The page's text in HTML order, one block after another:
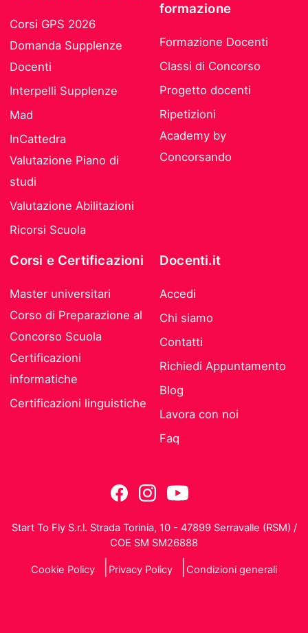
Corsi GPS 2026
Domanda Supplenze
Docenti
Interpelli Supplenze
Mad
InCattedra
Valutazione Piano di
studi
Valutazione Abilitazioni
Ricorsi Scuola
formazione
Formazione Docenti
Classi di Concorso
Progetto docenti
Ripetizioni
Academy by
Concorsando
Corsi e Certificazioni
Master universitari
Corso di Preparazione al
Concorso Scuola
Certificazioni
informatiche
Certificazioni linguistiche
Docenti.it
Accedi
Chi siamo
Contatti
Richiedi Appuntamento
Blog
Lavora con noi
Faq
Start To Fly S.r.l. Strada Torinia, 10 - 47899 Serravalle (RSM) /
COE SM SM26888
Cookie Policy Privacy Policy Condizioni generali